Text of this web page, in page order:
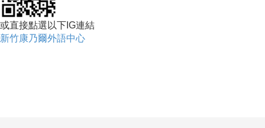
或直接點選以下IG連結
新竹康乃爾外語中心